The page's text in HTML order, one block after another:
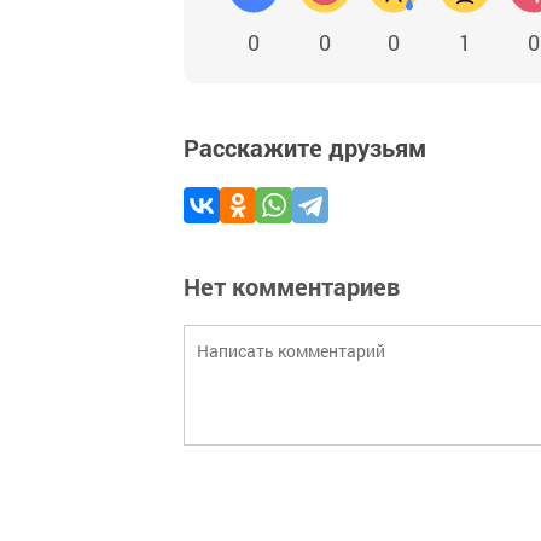
0 0 0 1 0
Расскажите друзьям
Нет комментариев